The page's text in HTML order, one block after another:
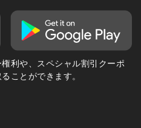
利や、スペシャル割引クーポ
ことができます。